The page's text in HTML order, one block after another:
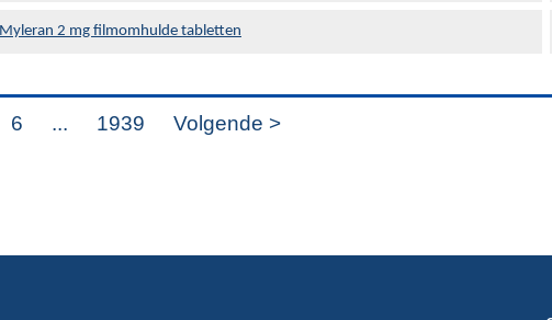
Myleran 2 mg filmomhulde tabletten
6 ... 1939 Volgende >